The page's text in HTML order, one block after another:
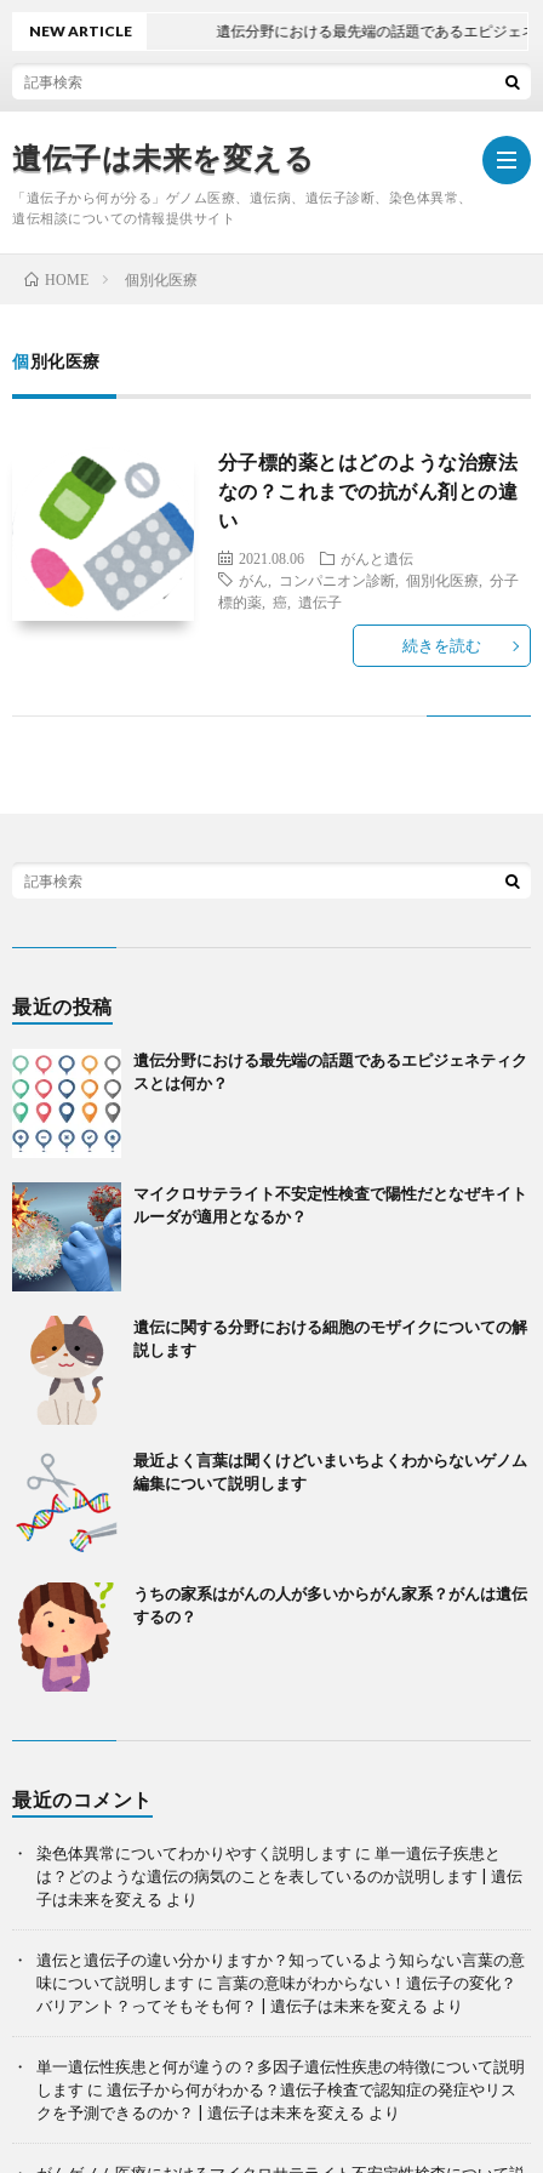
遺伝子は未来を変える
「遺伝子から何が分る」ゲノム医療、遺伝病、遺伝子診断、染色体異常、
遺伝相談についての情報提供サイト
NEW ARTICLE 遺伝分野における最先端の話題であるエピジェネテ
HOME 個別化医療
個別化医療
分子標的薬とはどのような治療法
なの？これまでの抗がん剤との違
い
2021.08.06
がんと遺伝
がん
コンパニオン診断, 個別化医療
分子
標的薬, 癌, 遺伝子
続きを読む
最近の投稿
遺伝分野における最先端の話題であるエピジェネティク
スとは何か？
マイクロサテライト不安定性検査で陽性だとなぜキイト
ルーダが適用となるか？
遺伝に関する分野における細胞のモザイクについての解
説します
最近よく言葉は聞くけどいまいちよくわからないゲノム
編集について説明します
うちの家系はがんの人が多いからがん家系？がんは遺伝
するの？
最近のコメント
染色体異常についてわかりやすく説明します に 単一遺伝子疾患と
は？どのような遺伝の病気のことを表しているのか説明します | 遺伝
子は未来を変える より
遺伝と遺伝子の違い分かりますか？知っているよう知らない言葉の意
味について説明します に 言葉の意味がわからない！遺伝子の変化？
バリアント？ってそもそも何？ | 遺伝子は未来を変える より
単一遺伝性疾患と何が違うの？多因子遺伝性疾患の特徴について説明
します に 遺伝子から何がわかる？遺伝子検査で認知症の発症やリス
クを予測できるのか？ | 遺伝子は未来を変える より